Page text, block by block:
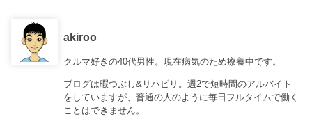
akiroo
クルマ好きの40代男性。現在病気のため療養中です。
ブログは暇つぶし&リハビリ。週2で短時間のアルバイト
をしていますが、普通の人のように毎日フルタイムで働く
ことはできません。